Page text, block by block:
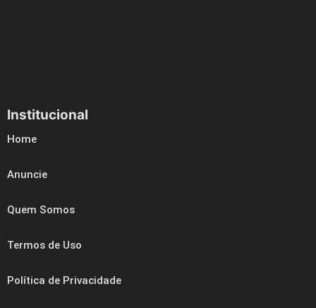
Institucional
Home
Anuncie
Quem Somos
Termos de Uso
Política de Privacidade